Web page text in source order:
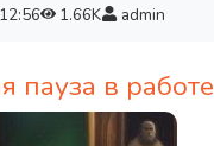
12:56 1.66K admin
пауза в работе